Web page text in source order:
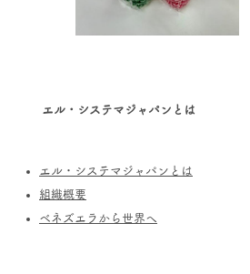
エル・システマジャパンとは
エル・システマジャパンとは
​組織概要
​ベネズエラから世界へ